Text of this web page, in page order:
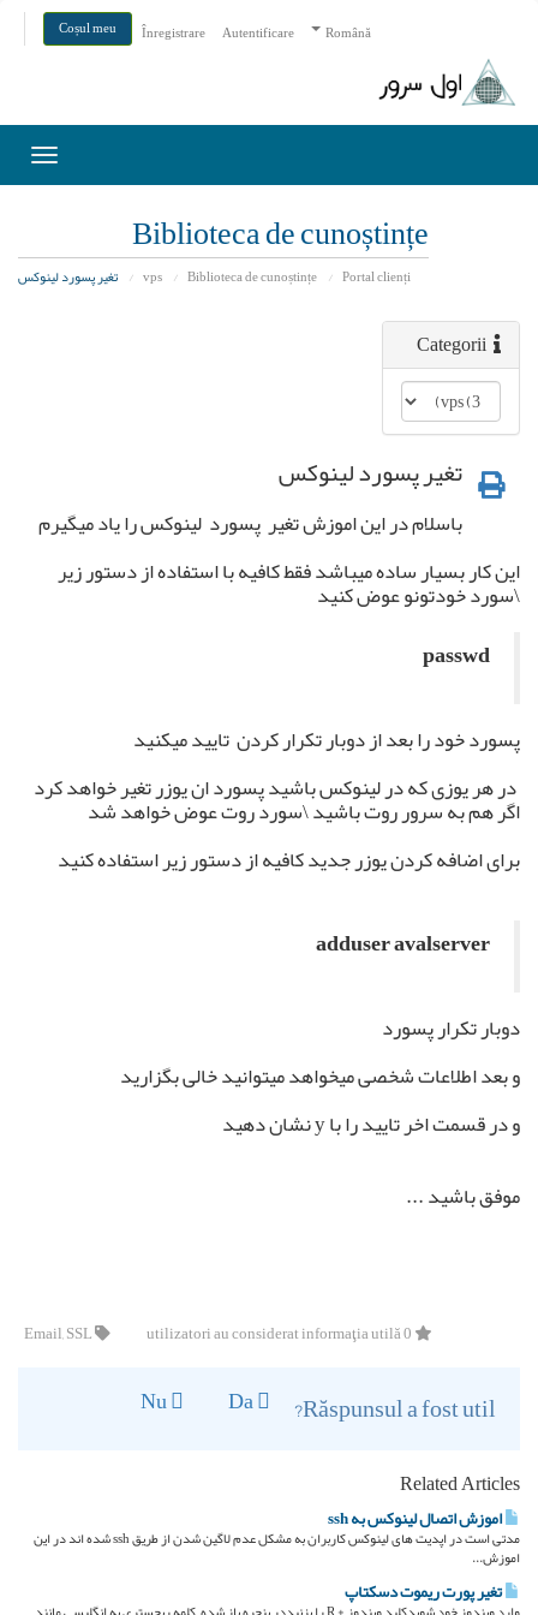
Română
Autentificare
Înregistrare
Coșul meu
Toggle
Biblioteca de cunoștințe
Portal clienți
Biblioteca de cunoștințe
vps تغیر پسورد لینوکس
تغیر پسورد لینوکس
باسلام در این اموزش تغیر پسورد لینوکس را یاد میگیرم
این کار بسیار ساده میباشد فقط کافیه با استفاده از دستور زیر
\سورد خودتونو عوض کنید
passwd
پسورد خود را بعد از دوبار تکرار کردن تایید میکنید
در هر یوزی که در لینوکس باشید پسورد ان یوزر تغیر خواهد کرد
اگر هم به سرور روت باشید \سورد روت عوض خواهد شد
برای اضافه کردن یوزر جدید کافیه از دستور زیر استفاده کنید
adduser avalserver
دوبار تکرار پسورد
و بعد اطلاعات شخصی میخواهد میتوانید خالی بگزارید
و در قسمت اخر تایید را با y نشان دهید
موفق باشید ...
Răspunsul a fost util?
Related Articles
اموزش اتصال لینوکس به ssh
مدتی است در اپدیت های لینوکس کاربران به مشکل عدم لاگین شدن از طریق ssh شده اند در این
اموزش...
تغیر پورت ریموت دسکتاپ